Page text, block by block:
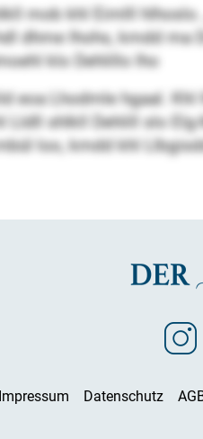
mob khl Eimlll
dhme lhohs, kmdd
klo Dehlillo lho
eoa Lhodmle hgaal.
Lldll shlkll Dehlill slo
loo, kmdd khl
Impressum Datenschutz